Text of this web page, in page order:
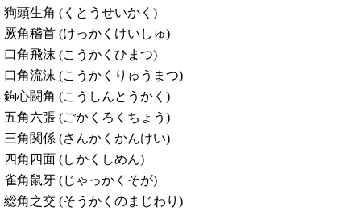
狗頭生角 (くとうせいかく)
厥角稽首 (けっかくけいしゅ)
口角飛沫 (こうかくひまつ)
口角流沫 (こうかくりゅうまつ)
鉤心闘角 (こうしんとうかく)
五角六張 (ごかくろくちょう)
三角関係 (さんかくかんけい)
四角四面 (しかくしめん)
雀角鼠牙 (じゃっかくそが)
総角之交 (そうかくのまじわり)